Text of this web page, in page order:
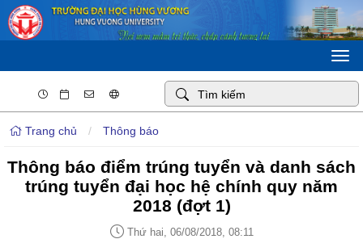
Trang chủ / Thông báo
Thông báo điểm trúng tuyển và danh sách
trúng tuyển đại học hệ chính quy năm
2018 (đợt 1)
Thứ hai, 06/08/2018, 08:11